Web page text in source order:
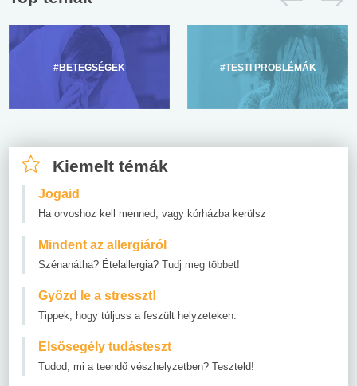
#BETEGSÉGEK #TESTI PROBLÉMÁK
Kiemelt témák
Jogaid
Ha orvoshoz kell menned, vagy kórházba kerülsz
Mindent az allergiáról
Szénanátha? Ételallergia? Tudj meg többet!
Győzd le a stresszt!
Tippek, hogy túljuss a feszült helyzeteken.
Elsősegély tudásteszt
Tudod, mi a teendő vészhelyzetben? Teszteld!